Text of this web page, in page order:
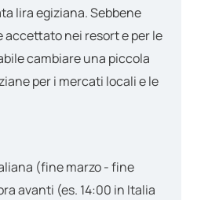
lira egiziana. Sebbene
accettato nei resort e per le
cambiare una piccola
per i mercati locali e le
(fine marzo - fine
avanti (es. 14:00 in Italia